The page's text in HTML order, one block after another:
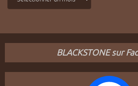
BLACKSTONE sur